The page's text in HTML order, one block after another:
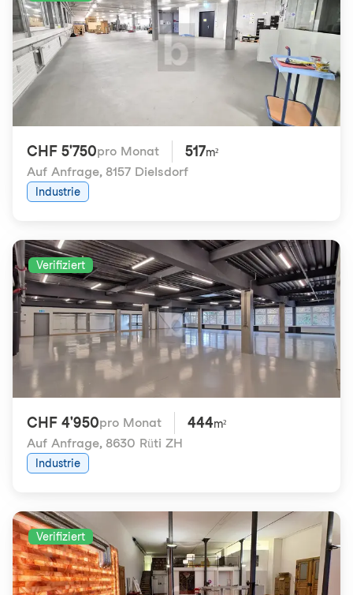
CHF 5'750pro Monat 517m²
Auf Anfrage, 8157 Dielsdorf
Industrie
Verifiziert
CHF 4'950pro Monat 444m²
Auf Anfrage, 8630 Rüti ZH
Industrie
Verifiziert